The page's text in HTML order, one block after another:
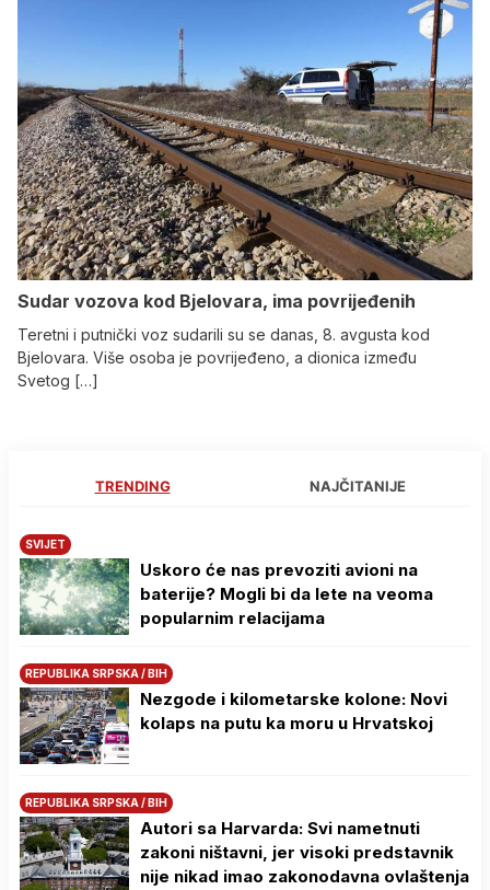
Sudar vozova kod Bjelovara, ima povrijeđenih
Teretni i putnički voz sudarili su se danas, 8. avgusta kod
Bjelovara. Više osoba je povrijeđeno, a dionica između
Svetog […]
TRENDING NAJČITANIJE
SVIJET
Uskoro će nas prevoziti avioni na
baterije? Mogli bi da lete na veoma
popularnim relacijama
REPUBLIKA SRPSKA / BIH
Nezgode i kilometarske kolone: Novi
kolaps na putu ka moru u Hrvatskoj
REPUBLIKA SRPSKA / BIH
Autori sa Harvarda: Svi nametnuti
zakoni ništavni, jer visoki predstavnik
nije nikad imao zakonodavna ovlaštenja